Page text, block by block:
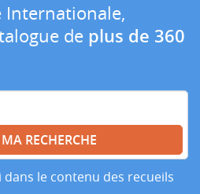
Internationale,
de plus de 360
dans le contenu des recueils